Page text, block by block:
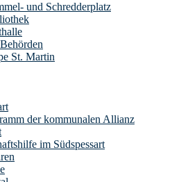
und Schredderplatz
St. Martin
der kommunalen Allianz
im Südspessart